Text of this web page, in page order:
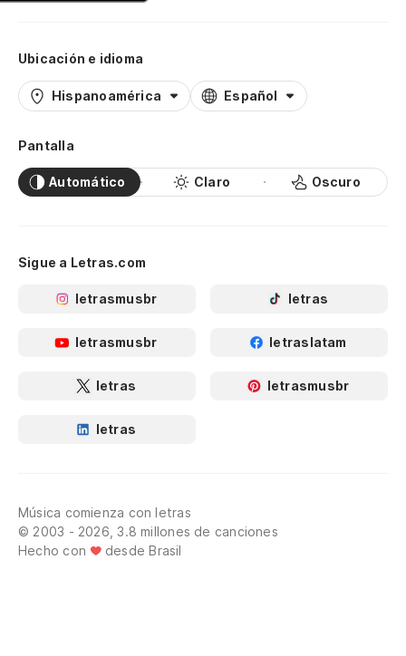
Ubicación e idioma
Hispanoamérica Español
Pantalla
Automático Claro Oscuro
Sigue a Letras.com
letrasmusbr letras
letrasmusbr letraslatam
letras letrasmusbr
letras
Música comienza con letras
© 2003 - 2026, 3.8 millones de canciones
Hecho con
desde Brasil